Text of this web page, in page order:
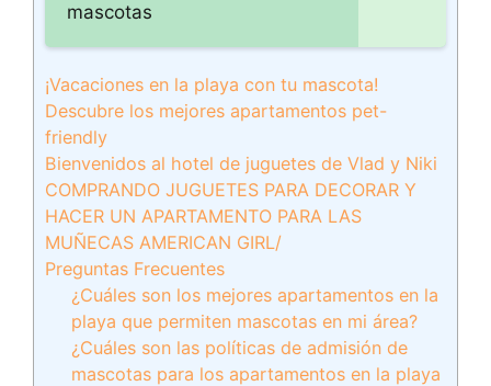
mascotas
¡Vacaciones en la playa con tu mascota!
Descubre los mejores apartamentos pet-
friendly
Bienvenidos al hotel de juguetes de Vlad y Niki
COMPRANDO JUGUETES PARA DECORAR Y
HACER UN APARTAMENTO PARA LAS
MUÑECAS AMERICAN GIRL/
Preguntas Frecuentes
¿Cuáles son los mejores apartamentos en la
playa que permiten mascotas en mi área?
¿Cuáles son las políticas de admisión de
mascotas para los apartamentos en la playa